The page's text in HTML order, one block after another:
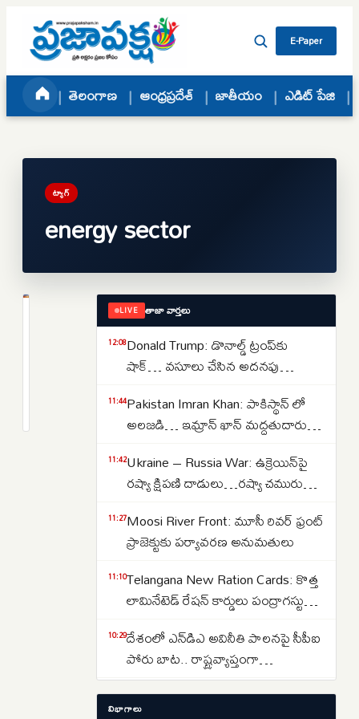
Skip to content
E-Paper
తెలంగాణ ఆంధ్రప్రదేశ్ జాతీయం ఎడిట్ పేజి
ట్యాగ్
energy sector
LIVE తాజా వార్తలు
12:08Donald Trump: డొనాల్డ్ ట్రంప్‌కు
షాక్… వసూలు చేసిన అదనపు
11:44Pakistan Imran Khan: పాకిస్థాన్ లో
అలజడి… ఇమ్రాన్ ఖాన్ మద్దతుదారుల
11:42Ukraine – Russia War: ఉక్రెయిన్‌పై
రష్యా క్షిపణి దాడులు…రష్యా చమురు
11:27Moosi River Front: మూసీ రివర్ ఫ్రంట్
ప్రాజెక్టుకు పర్యావరణ అనుమతులు
11:10Telangana New Ration Cards: కొత్త
లామినేటెడ్ రేషన్ కార్డులు పంద్రాగస్టు
10:29దేశంలో ఎన్‌డిఎ అవినీతి పాలనపై సీపీఐ
పోరు బాట.. రాష్ట్రవ్యాప్తంగా
పాదయాత్రలతో నిరసన..
10:21Telangana Politics: మొక్కే కదా అని
విభాగాలు